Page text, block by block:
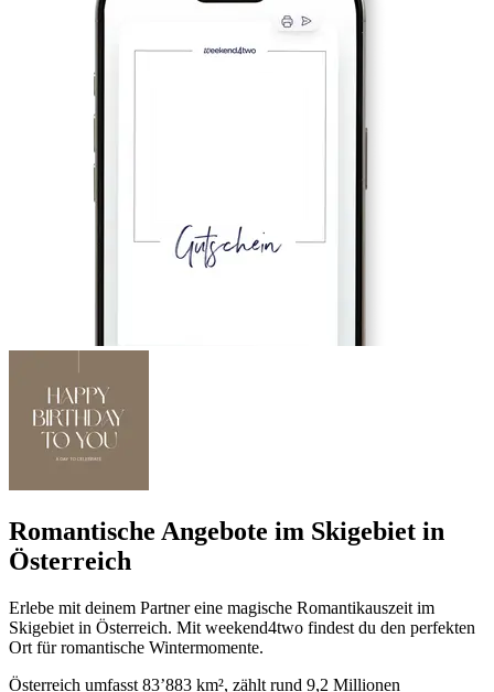
Romantische Angebote im Skigebiet in
Österreich
Erlebe mit deinem Partner eine magische Romantikauszeit im
Skigebiet in Österreich. Mit weekend4two findest du den perfekten
Ort für romantische Wintermomente.
Österreich umfasst 83’883 km², zählt rund 9,2 Millionen